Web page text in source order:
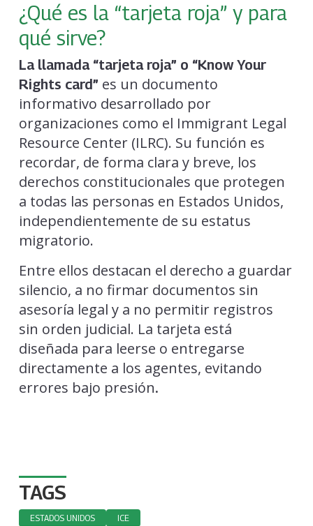
¿Qué es la “tarjeta roja” y para
qué sirve?
La llamada “tarjeta roja” o “Know Your
Rights card” es un documento
informativo desarrollado por
organizaciones como el Immigrant Legal
Resource Center (ILRC). Su función es
recordar, de forma clara y breve, los
derechos constitucionales que protegen
a todas las personas en Estados Unidos,
independientemente de su estatus
migratorio.
Entre ellos destacan el derecho a guardar
silencio, a no firmar documentos sin
asesoría legal y a no permitir registros
sin orden judicial. La tarjeta está
diseñada para leerse o entregarse
directamente a los agentes, evitando
errores bajo presión.
TAGS
ESTADOS UNIDOS ICE